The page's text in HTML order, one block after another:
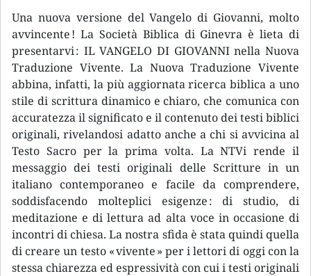
Una nuova versione del Vangelo di Giovanni, molto
avvincente ! La Società Biblica di Ginevra è lieta di
presentarvi : IL VANGELO DI GIOVANNI nella Nuova
Traduzione Vivente. La Nuova Traduzione Vivente
abbina, infatti, la più aggiornata ricerca biblica a uno
stile di scrittura dinamico e chiaro, che comunica con
accuratezza il significato e il contenuto dei testi biblici
originali, rivelandosi adatto anche a chi si avvicina al
Testo Sacro per la prima volta. La NTVi rende il
messaggio dei testi originali delle Scritture in un
italiano contemporaneo e facile da comprendere,
soddisfacendo molteplici esigenze : di studio, di
meditazione e di lettura ad alta voce in occasione di
incontri di chiesa. La nostra sfida è stata quindi quella
di creare un testo « vivente » per i lettori di oggi con la
stessa chiarezza ed espressività con cui i testi originali